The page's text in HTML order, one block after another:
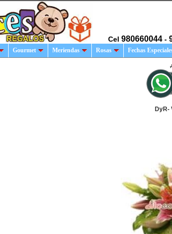
Cel 980660044 -
Gourmet Meriendas Rosas Fechas
DyR-